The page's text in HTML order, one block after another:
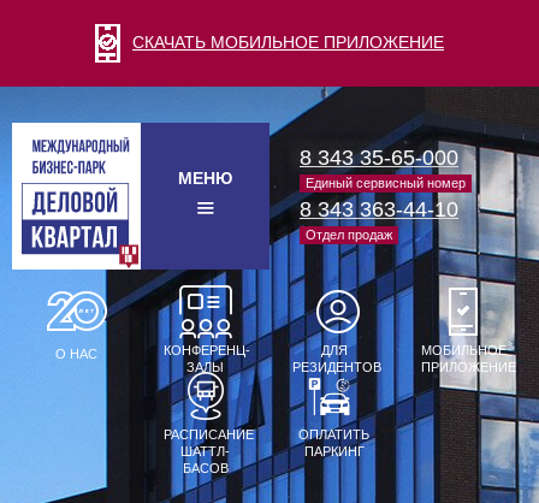
СКАЧАТЬ МОБИЛЬНОЕ ПРИЛОЖЕНИЕ
МЕНЮ
8 343 35-65-000
Единый сервисный номер
8 343 363-44-10
Отдел продаж
О НАС
КОНФЕРЕНЦ-
ЗАЛЫ
ДЛЯ
РЕЗИДЕНТОВ
МОБИЛЬНОЕ
ПРИЛОЖЕНИЕ
РАСПИСАНИЕ
ШАТТЛ-
БАСОВ
ОПЛАТИТЬ
ПАРКИНГ